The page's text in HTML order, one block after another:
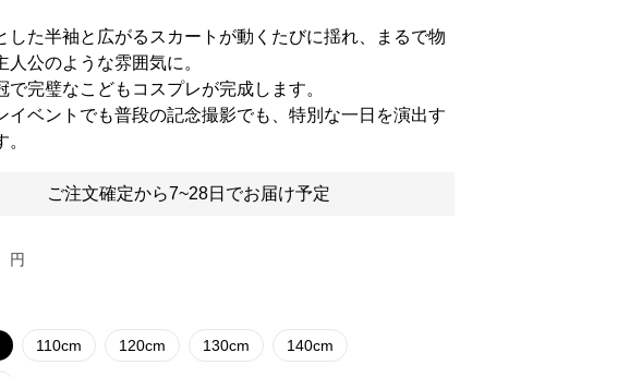
した半袖と広がるスカートが動くたびに揺れ、まるで物
人公のような雰囲気に。
で完璧なこどもコスプレが完成します。
イベントでも普段の記念撮影でも、特別な一日を演出す
ご注文確定から7~28日でお届け予定
円
110cm 120cm 130cm 140cm